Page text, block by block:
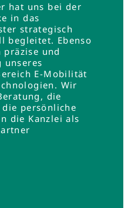
hat uns bei der
in das
strategisch
begleitet. Ebenso
und
unseres
E-Mobilität
Wir
die
persönliche
die Kanzlei als